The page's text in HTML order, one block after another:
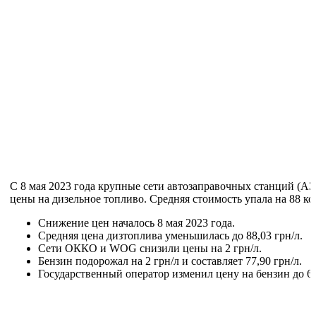
С 8 мая 2023 года крупные сети автозаправочных станций
цены на дизельное топливо. Средняя стоимость упала на 88
Снижение цен началось 8 мая 2023 года.
Средняя цена дизтоплива уменьшилась до 88,03 грн/л.
Сети ОККО и WOG снизили цены на 2 грн/л.
Бензин подорожал на 2 грн/л и составляет 77,90 грн/л.
Государственный оператор изменил цену на бензин до